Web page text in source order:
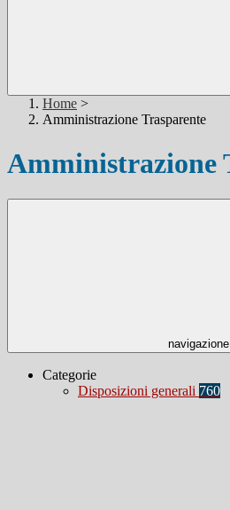
Home >
Amministrazione Trasparente
Amministrazione
navigazione
Categorie
Disposizioni generali 760